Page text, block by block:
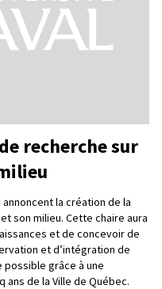
recherche sur
annoncent la création de la
son milieu. Cette chaire aura
et de concevoir de
et d’intégration de
possible grâce à une
ans de la Ville de Québec.